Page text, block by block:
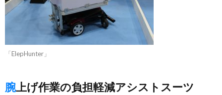
「ElepHunter」
腕上げ作業の負担軽減アシストスーツ